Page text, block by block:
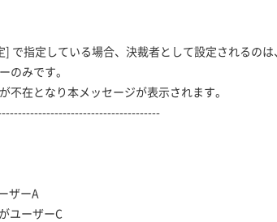
指定している場合、決裁者として設定されるのは
みです。
在となり本メッセージが表示されます。
ーA
ザーC